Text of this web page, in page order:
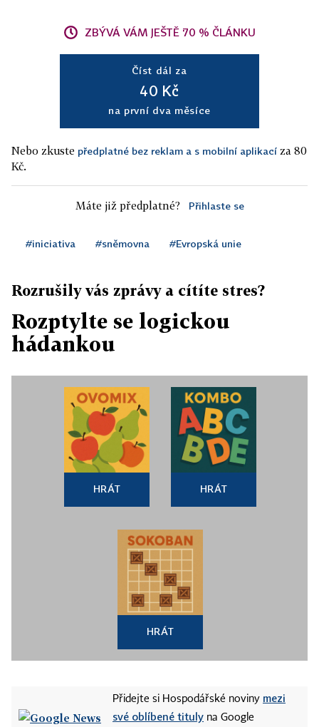
ZBÝVÁ VÁM JEŠTĚ 70 % ČLÁNKU
Číst dál za
40 Kč
na první dva měsíce
Nebo zkuste předplatné bez reklam a s mobilní aplikací za 80
Kč.
Máte již předplatné? Přihlaste se
#iniciativa #sněmovna #Evropská unie
Rozrušily vás zprávy a cítíte stres?
Rozptylte se logickou
hádankou
HRÁT HRÁT
HRÁT
Přidejte si Hospodářské noviny mezi
své oblíbené tituly na Google